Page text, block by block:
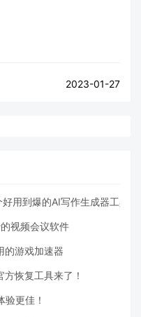
2023-01-27
用到爆的AI写作生成器工具
视频会议软件
的游戏加速器
恢复工具来了！
更佳！